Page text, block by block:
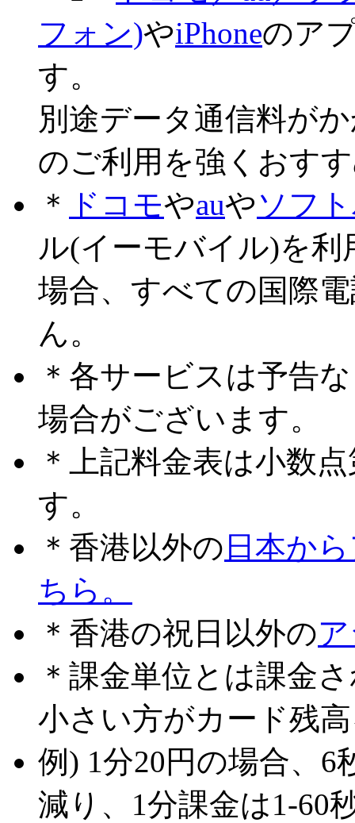
フォン)やiPhoneのア
す。
別途データ通信料が
のご利用を強くおす
＊
ドコモやauやソフ
ル(イーモバイル)を
場合、すべての国際
ん。
＊各サービスは予告
場合がございます。
＊上記料金表は小数
す。
＊香港以外の 日本か
ちら。
＊香港の祝日以外の
＊課金単位とは課金
小さい方がカード残
例) 1分20円の場合、6
減り、1分課金は1-60